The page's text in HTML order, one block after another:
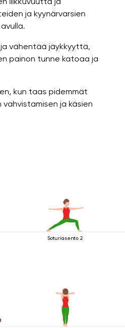
ja kyynärvarsien
vähentää jäykkyyttä,
painon tunne katoaa ja
kun taas pidemmät
ja käsien
Soturiasento 2